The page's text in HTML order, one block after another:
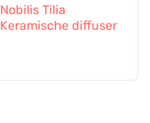
Nobilis Tilia
Keramische diffuser